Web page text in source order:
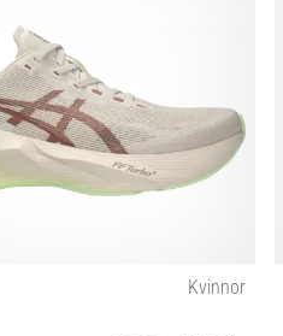
Kvinnor